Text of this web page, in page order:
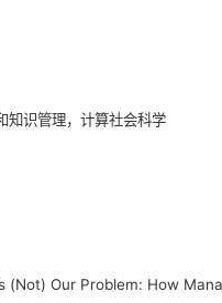
知识管理，计算社会科学
(Not) Our Problem: How